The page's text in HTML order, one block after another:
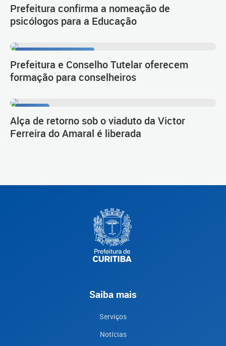
Prefeitura confirma a nomeação de
psicólogos para a Educação
Prefeitura e Conselho Tutelar oferecem
formação para conselheiros
Alça de retorno sob o viaduto da Victor
Ferreira do Amaral é liberada
Saiba mais
Serviços
Notícias